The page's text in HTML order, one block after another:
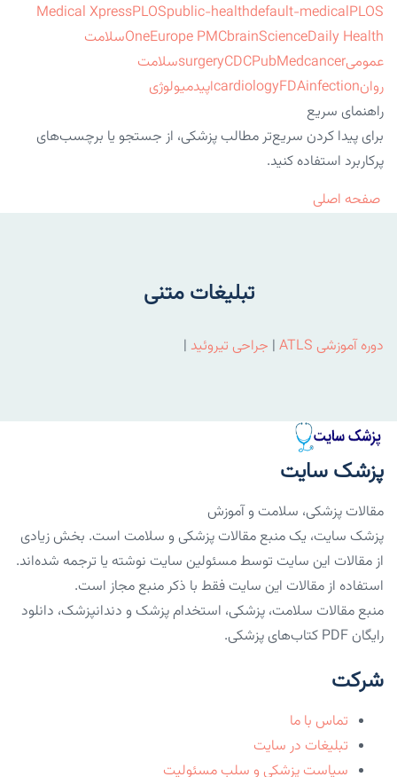
Medical XpressPLOSpublic-healthdefault-medicalPLOS
OneEurope PMCbrainScienceDaily Health
سلامت
عمومی
surgeryCDCPubMedcancer
سلامت
روان
cardiologyFDAinfection
اپیدمیولوژی
راهنمای سریع
برای پیدا کردن سریع‌تر مطالب پزشکی، از جستجو یا برچسب‌های
پرکاربرد استفاده کنید.
صفحه اصلی
تبلیغات متنی
دوره آموزشی ATLS | جراحی تیروئید |
پزشک سایت
مقالات پزشکی، سلامت و آموزش
پزشک سایت، یک منبع مقالات پزشکی و سلامت است. بخش زیادی
از مقالات این سایت توسط مسئولین سایت نوشته یا ترجمه شده‌اند.
استفاده از مقالات این سایت فقط با ذکر منبع مجاز است.
منبع مقالات سلامت، پزشکی، استخدام پزشک و دندانپزشک، دانلود
رایگان PDF کتاب‌های پزشکی.
شرکت
تماس با ما
تبلیغات در سایت
سیاست پزشکی و سلب مسئولیت